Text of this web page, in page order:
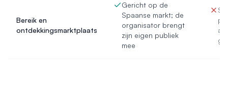
Bereik en
ontdekkingsmarktplaats
Gericht op de
Spaanse markt; de
organisator brengt
zijn eigen publiek
mee